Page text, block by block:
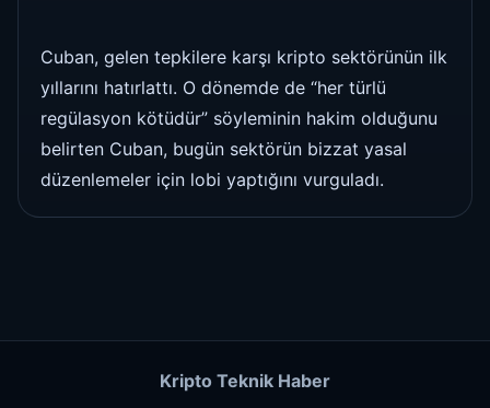
Cuban, gelen tepkilere karşı kripto sektörünün ilk
yıllarını hatırlattı. O dönemde de “her türlü
regülasyon kötüdür” söyleminin hakim olduğunu
belirten Cuban, bugün sektörün bizzat yasal
düzenlemeler için lobi yaptığını vurguladı.
Kripto Teknik Haber